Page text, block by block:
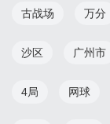
古战场 万分
沙区 广州市
4局 网球